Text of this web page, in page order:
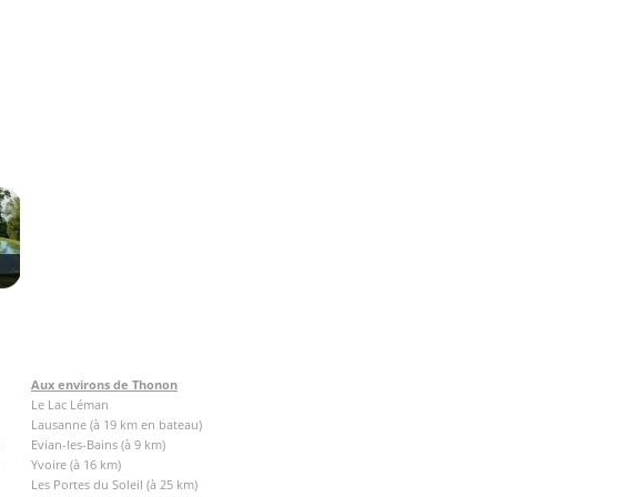
Aux environs de Thonon
Le Lac Léman
Lausanne (à 19 km en bateau)
Evian-les-Bains (à 9 km)
Yvoire (à 16 km)
Les Portes du Soleil (à 25 km)